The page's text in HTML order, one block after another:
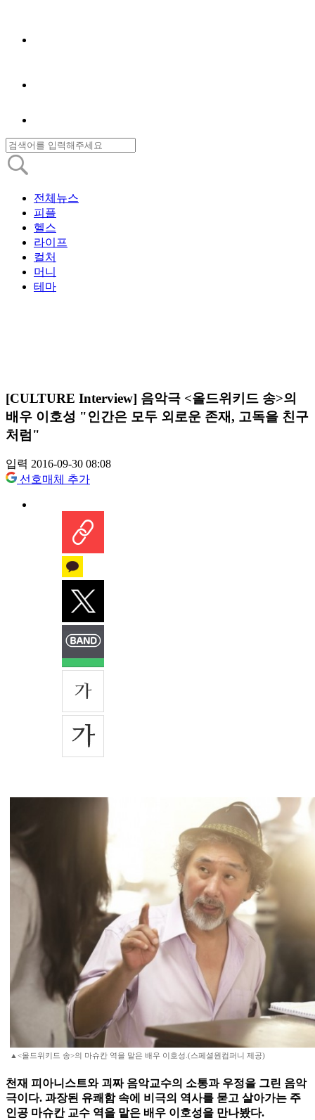
전체뉴스
피플
헬스
라이프
컬처
머니
테마
[CULTURE Interview] 음악극 <올드위키드 송>의
배우 이호성 "인간은 모두 외로운 존재, 고독을 친구
처럼"
입력 2016-09-30 08:08
선호매체 추가
▲<올드위키드 송>의 마슈칸 역을 맡은 배우 이호성.(스페셜원컴퍼니 제공)
천재 피아니스트와 괴짜 음악교수의 소통과 우정을 그린 음악
극이다. 과장된 유쾌함 속에 비극의 역사를 묻고 살아가는 주
인공 마슈칸 교수 역을 맡은 배우 이호성을 만나봤다.